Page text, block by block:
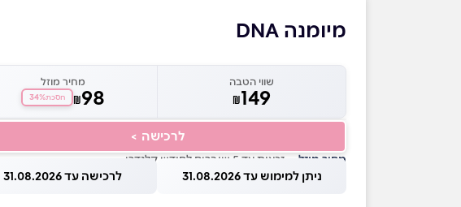
מיומנה DNA
שווי הטבה
₪149
מחיר מוזל
₪98 חסכת34%
לרכישה >
מחיר מוזל — זכאות עד 5 שוברים לחודש קלנדרי
ניתן למימוש עד 31.08.2026 לרכישה עד 31.08.2026